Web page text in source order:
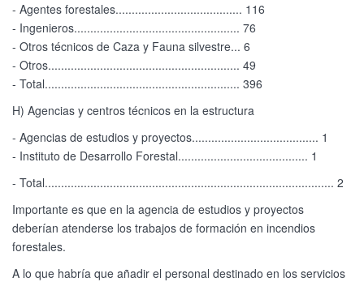
- Agentes forestales....................................... 116
- Ingenieros................................................... 76
- Otros técnicos de Caza y Fauna silvestre... 6
- Otros........................................................... 49
- Total............................................................ 396
H) Agencias y centros técnicos en la estructura
- Agencias de estudios y proyectos....................................... 1
- Instituto de Desarrollo Forestal........................................ 1
- Total......................................................................................... 2
Importante es que en la agencia de estudios y proyectos
deberían atenderse los trabajos de formación en incendios
forestales.
A lo que habría que añadir el personal destinado en los servicios